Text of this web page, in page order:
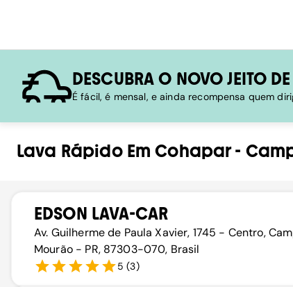
DESCUBRA O NOVO JEITO
É fácil, é mensal, e ainda recompensa quem
Lava RápidoEmCohapar-
EDSON LAVA-CAR
Av. Guilherme de Paula Xavier, 1745 - Centro,
Mourão - PR, 87303-070, Brasil
5 (3)